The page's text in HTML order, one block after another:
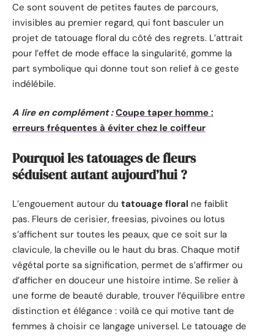
Ce sont souvent de petites fautes de parcours,
invisibles au premier regard, qui font basculer un
projet de tatouage floral du côté des regrets. L’attrait
pour l’effet de mode efface la singularité, gomme la
part symbolique qui donne tout son relief à ce geste
indélébile.
A lire en complément : Coupe taper homme :
erreurs fréquentes à éviter chez le coiffeur
Pourquoi les tatouages de fleurs
séduisent autant aujourd’hui ?
L’engouement autour du tatouage floral ne faiblit
pas. Fleurs de cerisier, freesias, pivoines ou lotus
s’affichent sur toutes les peaux, que ce soit sur la
clavicule, la cheville ou le haut du bras. Chaque motif
végétal porte sa signification, permet de s’affirmer ou
d’afficher en douceur une histoire intime. Se relier à
une forme de beauté durable, trouver l’équilibre entre
distinction et élégance : voilà ce qui motive tant de
femmes à choisir ce langage universel. Le tatouage de